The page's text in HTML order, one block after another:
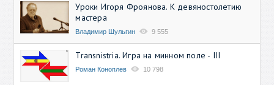
Уроки Игоря Фроянова. К девяностолетию
мастера
Владимир Шульгин 9 555
Transnistria. Игра на минном поле - III
Роман Коноплев 10 798